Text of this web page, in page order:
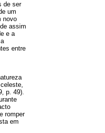
de ser
um
novo
assim
e a
entre
p. 49).
romper
em